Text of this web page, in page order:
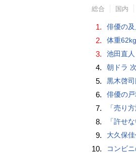
総合 国内
1. 俳優の
2. 体重
3. 池田直
4. 朝ドラ
5. 黒木啓
6. 俳優の
7. 「売り
8. 「許せ
9. 大久保
10. コンビ